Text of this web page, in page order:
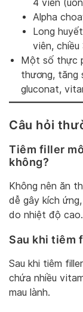
4 viên
Alpha
Long
viên, chiều
Một số thực
thương, tăng
gluconat,
Câu hỏi
Tiêm filler
không?
Không nên ăn
dễ gây kích
do nhiệt độ cao.
Sau khi tiêm
Sau khi tiêm
chứa nhiều
mau lành.